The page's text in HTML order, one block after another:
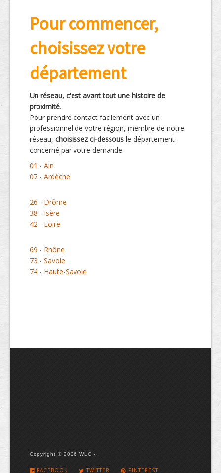
Pour commencer,
choisissez votre
département
Un réseau, c'est avant tout une histoire de
proximité.
Pour prendre contact facilement avec un
professionnel de votre région, membre de notre
réseau, choisissez ci-dessous le département
concerné par votre demande.
01 - Ain
07 - Ardèche
26 - Drôme
38 - Isère
42 - Loire
69 - Rhône
73 - Savoie
74 - Haute-Savoie
Copyright © 2026 WLC -
FACEBOOK TWITTER PINTEREST